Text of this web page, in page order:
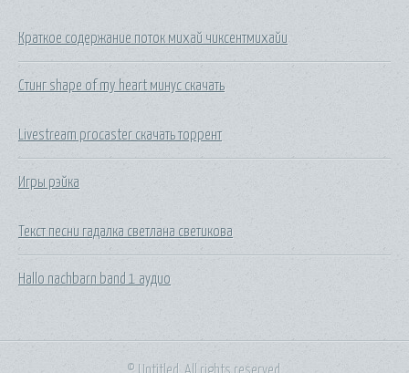
Краткое содержание поток михай чиксентмихайи
Стинг shape of my heart минус скачать
Livestream procaster скачать торрент
Игры рэйка
Текст песни гадалка светлана светикова
Hallo nachbarn band 1 аудио
© Untitled. All rights reserved.